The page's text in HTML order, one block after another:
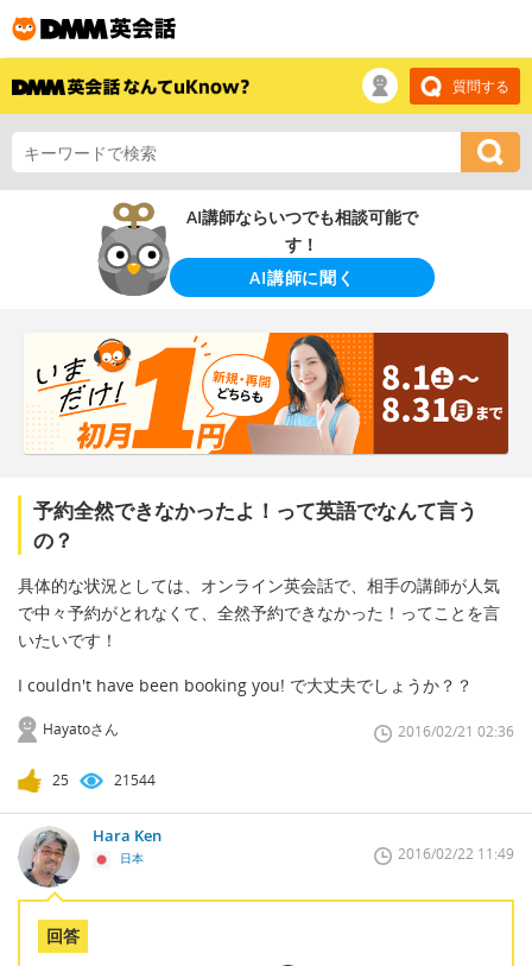
質問する
AI講師ならいつでも相談可能で
す！
AI講師に聞く
予約全然できなかったよ！って英語でなんて言う
の？
具体的な状況としては、オンライン英会話で、相手の講師が人気
で中々予約がとれなくて、全然予約できなかった！ってことを言
いたいです！
I couldn't have been booking you! で大丈夫でしょうか？？
Hayatoさん 2016/02/21 02:36
25 21544
Hara Ken
日本 2016/02/22 11:49
回答